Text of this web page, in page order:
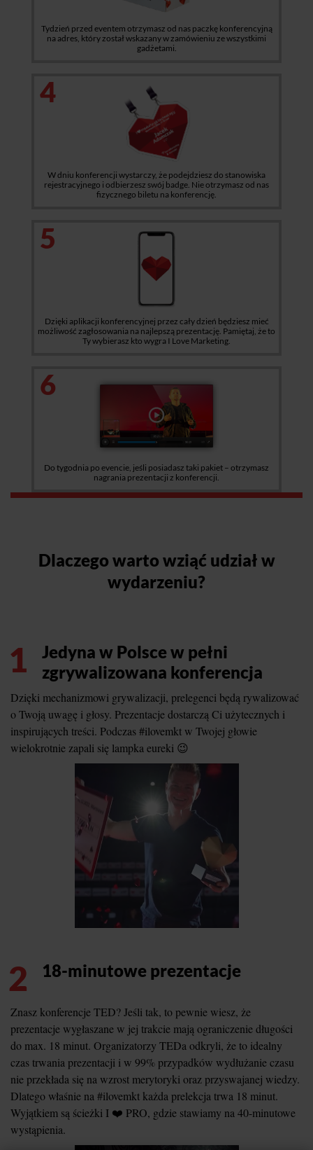
Tydzień przed eventem otrzymasz od nas paczkę konferencyjną
na adres, który został wskazany w zamówieniu ze wszystkimi
gadżetami.
4
W dniu konferencji wystarczy, że podejdziesz do stanowiska
rejestracyjnego i odbierzesz swój badge. Nie otrzymasz od nas
fizycznego biletu na konferencję.
5
Dzięki aplikacji konferencyjnej przez cały dzień będziesz mieć
możliwość zagłosowania na najlepszą prezentację. Pamiętaj, że to
Ty wybierasz kto wygra I Love Marketing.
6
Do tygodnia po evencie, jeśli posiadasz taki pakiet – otrzymasz
nagrania prezentacji z konferencji.
Dlaczego warto wziąć udział w
wydarzeniu?
1
Jedyna w Polsce w pełni
zgrywalizowana konferencja
Dzięki mechanizmowi grywalizacji, prelegenci będą rywalizować
o Twoją uwagę i głosy. Prezentacje dostarczą Ci użytecznych i
inspirujących treści. Podczas #ilovemkt w Twojej głowie
wielokrotnie zapali się lampka eureki 😉
2 18-minutowe prezentacje
Znasz konferencje TED? Jeśli tak, to pewnie wiesz, że
prezentacje wygłaszane w jej trakcie mają ograniczenie długości
do max. 18 minut. Organizatorzy TEDa odkryli, że to idealny
czas trwania prezentacji i w 99% przypadków wydłużanie czasu
nie przekłada się na wzrost merytoryki oraz przyswajanej wiedzy.
Dlatego właśnie na #ilovemkt każda prelekcja trwa 18 minut.
Wyjątkiem są ścieżki I ❤️ PRO, gdzie stawiamy na 40-minutowe
wystąpienia.